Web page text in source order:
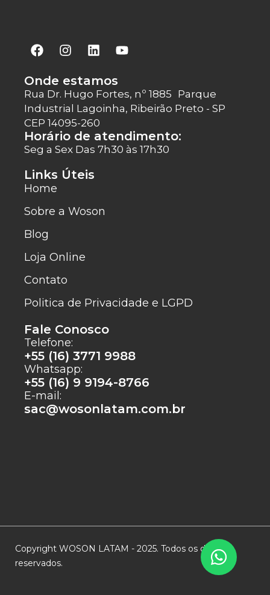
Onde estamos
Rua Dr. Hugo Fortes, nº 1885 Parque
Industrial Lagoinha, Ribeirão Preto - SP
CEP 14095-260
Horário de atendimento:
Seg a Sex Das 7h30 às 17h30
Links Úteis
Home
Sobre a Woson
Blog
Loja Online
Contato
Politica de Privacidade e LGPD
Fale Conosco
Telefone:
+55 (16) 3771 9988
Whatsapp:
+55 (16) 9 9194-8766
E-mail:
sac@wosonlatam.com.br
Copyright WOSON LATAM - 2025. Todos os direitos
reservados.